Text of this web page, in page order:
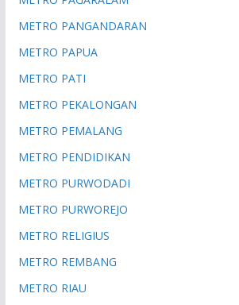
METRO PANGANDARAN
METRO PAPUA
METRO PATI
METRO PEKALONGAN
METRO PEMALANG
METRO PENDIDIKAN
METRO PURWODADI
METRO PURWOREJO
METRO RELIGIUS
METRO REMBANG
METRO RIAU